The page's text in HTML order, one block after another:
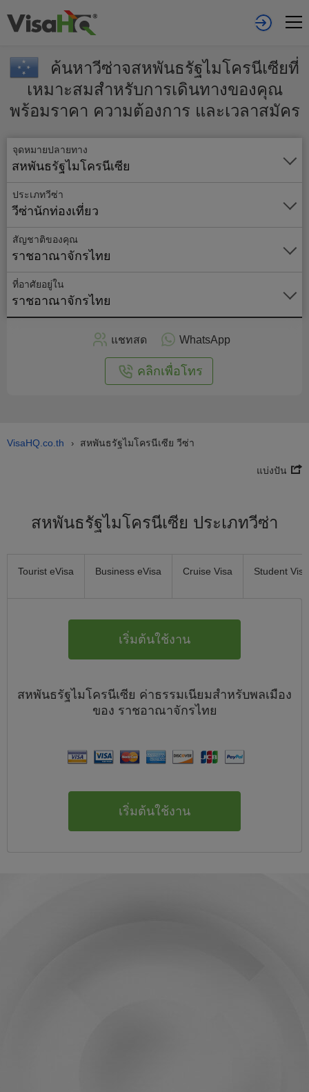
ค้นหาวีซ่าจสหพันธรัฐไมโครนีเซียที่
เหมาะสมสำหรับการเดินทางของคุณ
พร้อมราคา ความต้องการ และเวลาสมัคร
จุดหมายปลายทาง
สหพันธรัฐไมโครนีเซีย
ประเภทวีซ่า
วีซ่านักท่องเที่ยว
สัญชาติของคุณ
ราชอาณาจักรไทย
ที่อาศัยอยู่ใน
ราชอาณาจักรไทย
แชทสด WhatsApp
คลิกเพื่อโทร
VisaHQ.co.th › สหพันธรัฐไมโครนีเซีย วีซ่า
แบ่งปัน
สหพันธรัฐไมโครนีเซีย ประเภทวีซ่า
Tourist eVisa Business eVisa Cruise Visa Student Visa
เริ่มต้นใช้งาน
สหพันธรัฐไมโครนีเซีย ค่าธรรมเนียมสำหรับพลเมือง
ของ ราชอาณาจักรไทย
เริ่มต้นใช้งาน